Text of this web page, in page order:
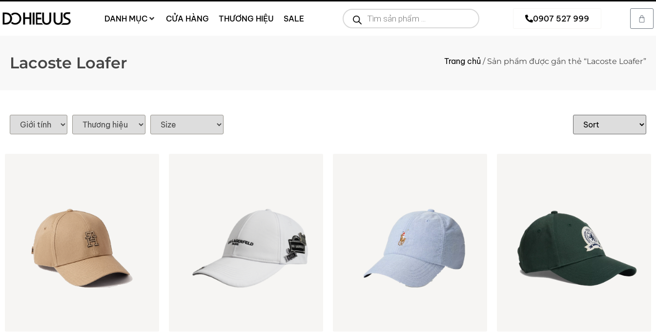
DANH MỤC CỬA HÀNG THƯƠNG HIỆU SALE 0907 527 999
Lacoste Loafer Trang chủ / Sản phẩm được gắn thẻ “Lacoste Loafer”